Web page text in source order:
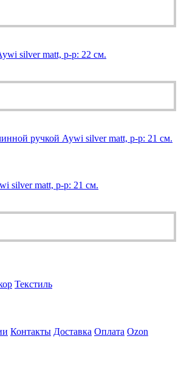
silver matt, р-р: 22 см.
ручкой Aywi silver matt, р-р: 21 см.
silver matt, р-р: 21 см.
Текстиль
Контакты Доставка Оплата Ozon